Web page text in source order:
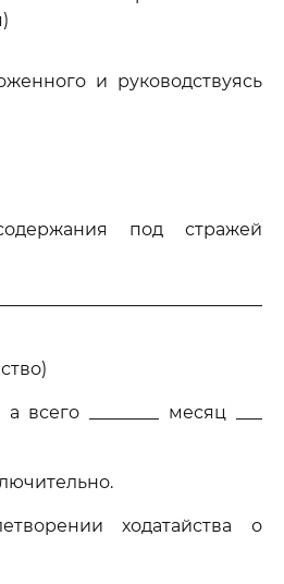
и руководствуясь
под стражей
всего ________ месяц ___
ходатайства о